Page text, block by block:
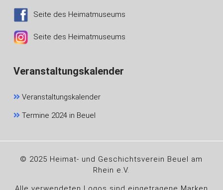
Seite des Heimatmuseums
Seite des Heimatmuseums
Veranstaltungskalender
Veranstaltungskalender
Termine 2024 in Beuel
© 2025 Heimat- und Geschichtsverein Beuel am
Rhein e.V.